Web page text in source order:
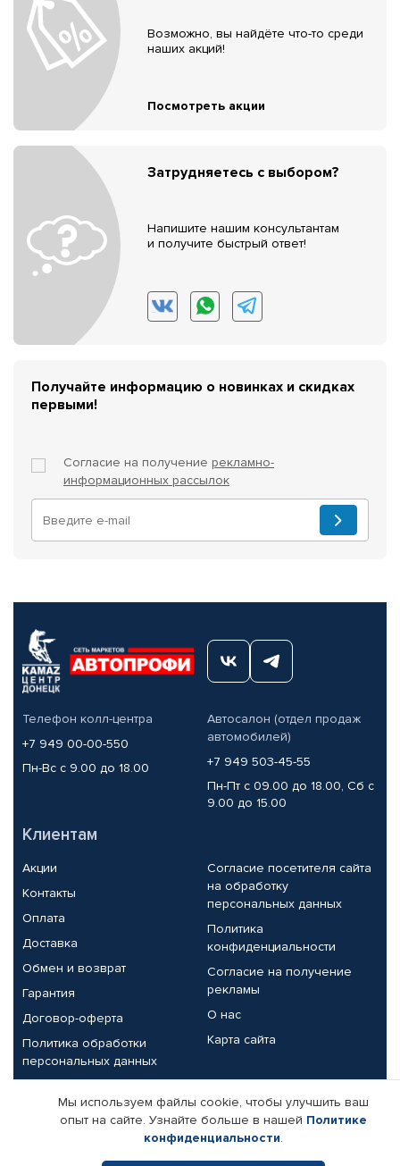
Возможно, вы найдёте что-то среди
наших акций!
Посмотреть акции
Затрудняетесь с выбором?
Напишите нашим консультантам
и получите быстрый ответ!
Получайте информацию о новинках и скидках
первыми!
Согласие на получение рекламно-
информационных рассылок
Телефон колл-центра
+7 949 00-00-550
Пн-Вс с 9.00 до 18.00
Автосалон (отдел продаж
автомобилей)
+7 949 503-45-55
Пн-Пт с 09.00 до 18.00, Сб с
9.00 до 15.00
Клиентам
Акции
Контакты
Оплата
Доставка
Обмен и возврат
Гарантия
Договор-оферта
Политика обработки
персональных данных
Согласие посетителя сайта
на обработку
персональных данных
Политика
конфиденциальности
Согласие на получение
рекламы
О нас
Карта сайта
Партнерам
Корпоративным клиентам
Поставщикам
Реквизиты компании
Мы используем файлы cookie, чтобы улучшить ваш
опыт на сайте. Узнайте больше в нашей Политике
конфиденциальности.